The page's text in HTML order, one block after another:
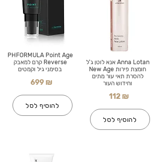
PHFORMULA Point Age
Reverse קרם למאבק
בסימני גיל וקמטים
699 ₪
להוסיף לסל
Anna Lotan אנא לוטן ג'ל
חומצת פירות New Age
להסרת תאי עור מתים
וחידוש העור
112 ₪
להוסיף לסל